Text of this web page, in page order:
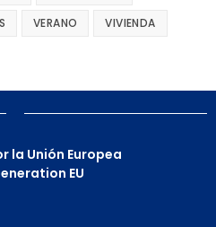
VERANO VIVIENDA
la Unión Europea
EU